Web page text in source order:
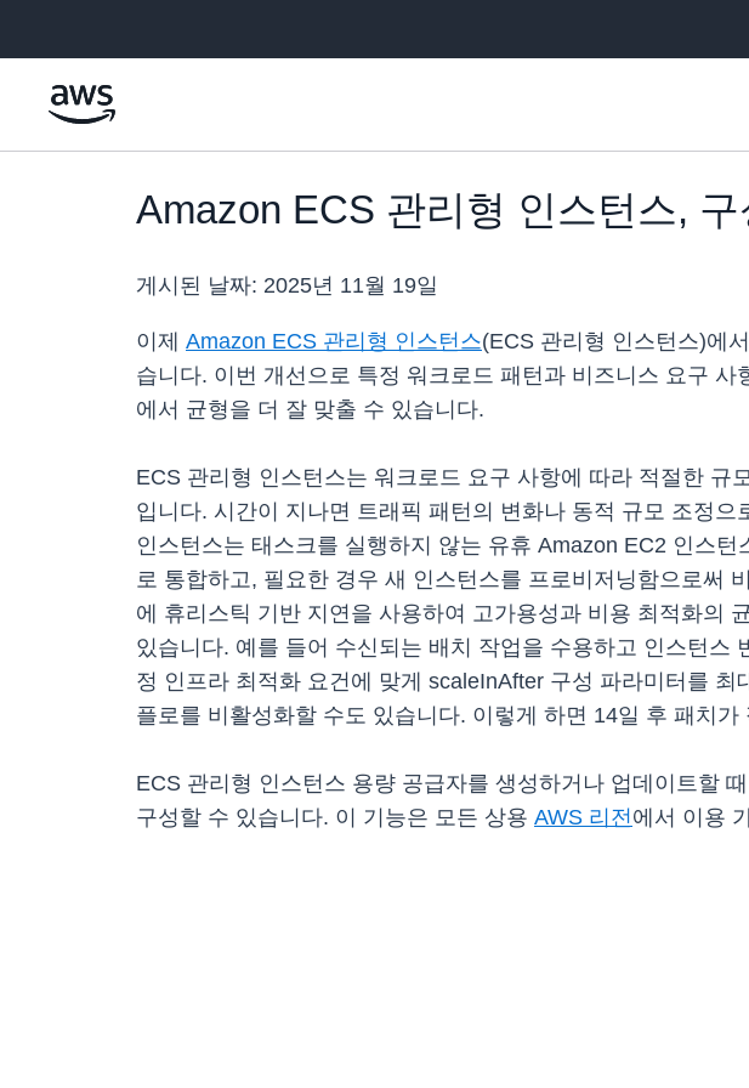
Amazon ECS 관리형 인스턴스,
게시된 날짜: 2025년 11월 19일
이제 Amazon ECS 관리형 인스턴스(ECS 관리형 인스턴스)에
습니다. 이번 개선으로 특정 워크로드 패턴과 비즈니스 요구
에서 균형을 더 잘 맞출 수 있습니다.
ECS 관리형 인스턴스는 워크로드 요구 사항에 따라 적절한
입니다. 시간이 지나면 트래픽 패턴의 변화나 동적 규모 조정
인스턴스는 태스크를 실행하지 않는 유휴 Amazon EC2 인스
로 통합하고, 필요한 경우 새 인스턴스를 프로비저닝함으로써
에 휴리스틱 기반 지연을 사용하여 고가용성과 비용 최적화의
있습니다. 예를 들어 수신되는 배치 작업을 수용하고 인스턴
정 인프라 최적화 요건에 맞게 scaleInAfter 구성 파라미터를
플로를 비활성화할 수도 있습니다. 이렇게 하면 14일 후 패치
ECS 관리형 인스턴스 용량 공급자를 생성하거나 업데이트할
구성할 수 있습니다. 이 기능은 모든 상용 AWS 리전에서 이용